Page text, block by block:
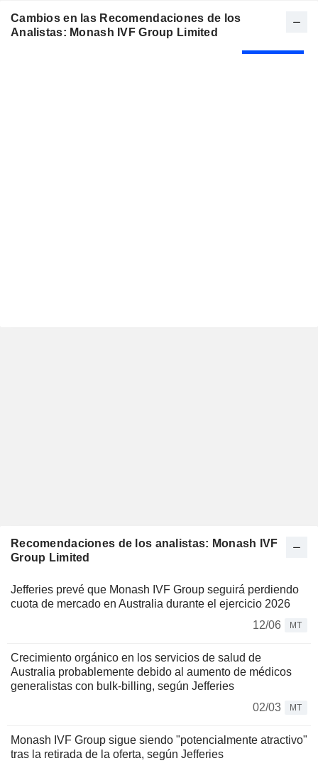
Cambios en las Recomendaciones de los
Analistas: Monash IVF Group Limited
Recomendaciones de los analistas: Monash IVF
Group Limited
Jefferies prevé que Monash IVF Group seguirá perdiendo
cuota de mercado en Australia durante el ejercicio 2026
12/06
MT
Crecimiento orgánico en los servicios de salud de
Australia probablemente debido al aumento de médicos
generalistas con bulk-billing, según Jefferies
02/03
MT
Monash IVF Group sigue siendo "potencialmente atractivo"
tras la retirada de la oferta, según Jefferies